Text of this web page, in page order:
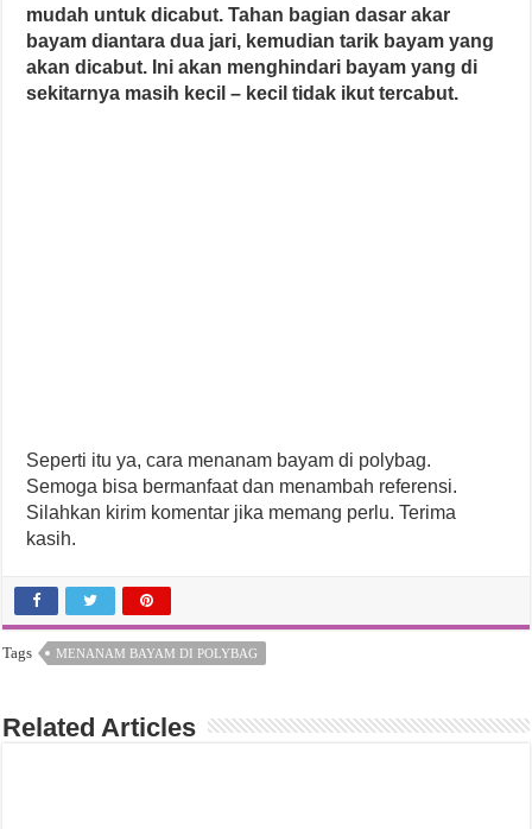
mudah untuk dicabut. Tahan bagian dasar akar
bayam diantara dua jari, kemudian tarik bayam yang
akan dicabut. Ini akan menghindari bayam yang di
sekitarnya masih kecil – kecil tidak ikut tercabut.
Seperti itu ya, cara menanam bayam di polybag.
Semoga bisa bermanfaat dan menambah referensi.
Silahkan kirim komentar jika memang perlu. Terima
kasih.
Tags MENANAM BAYAM DI POLYBAG
Related Articles